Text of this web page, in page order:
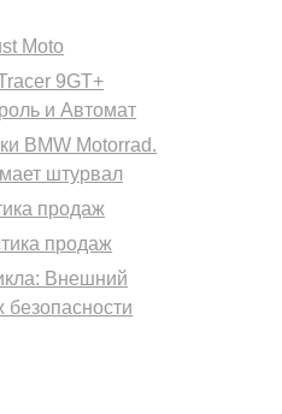
Moto
9GT+
и Автомат
BMW Motorrad.
штурвал
продаж
продаж
Внешний